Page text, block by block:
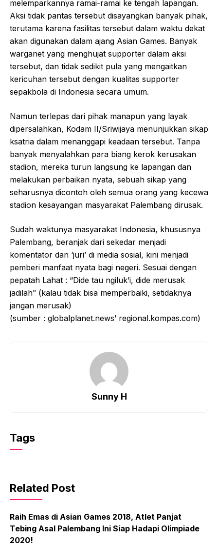
melemparkannya ramai-ramai ke tengah lapangan.
Aksi tidak pantas tersebut disayangkan banyak pihak,
terutama karena fasilitas tersebut dalam waktu dekat
akan digunakan dalam ajang Asian Games. Banyak
warganet yang menghujat supporter dalam aksi
tersebut, dan tidak sedikit pula yang mengaitkan
kericuhan tersebut dengan kualitas supporter
sepakbola di Indonesia secara umum.
Namun terlepas dari pihak manapun yang layak
dipersalahkan, Kodam II/Sriwijaya menunjukkan sikap
ksatria dalam menanggapi keadaan tersebut. Tanpa
banyak menyalahkan para biang kerok kerusakan
stadion, mereka turun langsung ke lapangan dan
melakukan perbaikan nyata, sebuah sikap yang
seharusnya dicontoh oleh semua orang yang kecewa
stadion kesayangan masyarakat Palembang dirusak.
Sudah waktunya masyarakat Indonesia, khususnya
Palembang, beranjak dari sekedar menjadi
komentator dan ‘juri’ di media sosial, kini menjadi
pemberi manfaat nyata bagi negeri. Sesuai dengan
pepatah Lahat : “Dide tau ngiluk’i, dide merusak
jadilah” (kalau tidak bisa memperbaiki, setidaknya
jangan merusak)
(sumber : globalplanet.news’ regional.kompas.com)
Sunny H
Tags
Related Post
Raih Emas di Asian Games 2018, Atlet Panjat
Tebing Asal Palembang Ini Siap Hadapi Olimpiade
2020!